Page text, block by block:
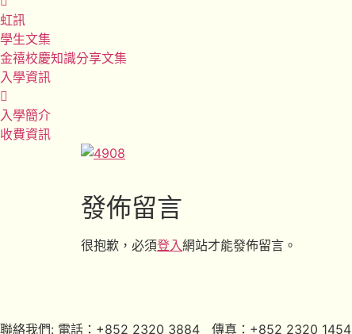
虹訊
學生文集
金禧校慶知識分享文集
入學資訊
入學簡介
收費資訊
發佈留言
很抱歉，必須登入網站才能發佈留言。
聯絡我們: 電話：+852 2320 3884 傳真：+852 2320 1454